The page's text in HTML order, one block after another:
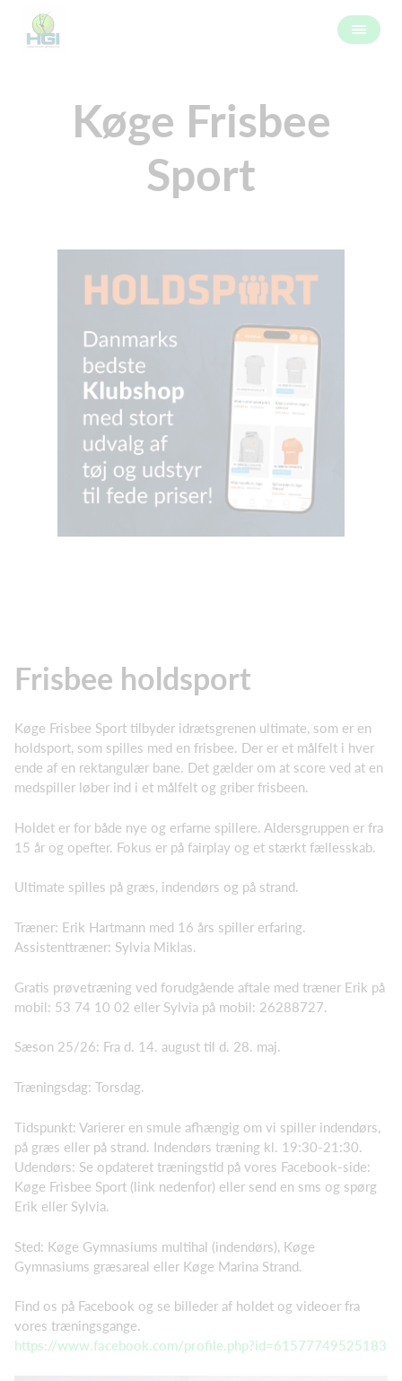
Køge Frisbee
Sport
Frisbee holdsport
Køge Frisbee Sport tilbyder idrætsgrenen ultimate, som er en
holdsport, som spilles med en frisbee. Der er et målfelt i hver
ende af en rektangulær bane. Det gælder om at score ved at en
medspiller løber ind i et målfelt og griber frisbeen.
Holdet er for både nye og erfarne spillere. Aldersgruppen er fra
15 år og opefter. Fokus er på fairplay og et stærkt fællesskab.
Ultimate spilles på græs, indendørs og på strand.
Træner: Erik Hartmann med 16 års spiller erfaring.
Assistenttræner: Sylvia Miklas.
Gratis prøvetræning ved forudgående aftale med træner Erik på
mobil: 53 74 10 02 eller Sylvia på mobil: 26288727.
Sæson 25/26: Fra d. 14. august til d. 28. maj.
Træningsdag: Torsdag.
Tidspunkt: Varierer en smule afhængig om vi spiller indendørs,
på græs eller på strand. Indendørs træning kl. 19:30-21:30.
Udendørs: Se opdateret træningstid på vores Facebook-side:
Køge Frisbee Sport (link nedenfor) eller send en sms og spørg
Erik eller Sylvia.
Sted: Køge Gymnasiums multihal (indendørs), Køge
Gymnasiums græsareal eller Køge Marina Strand.
Find os på Facebook og se billeder af holdet og videoer fra
vores træningsgange.
https://www.facebook.com/profile.php?id=61577749525183